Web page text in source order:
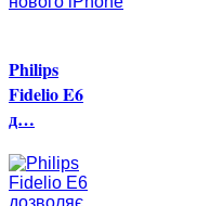
Philips
Fidelio E6
д…